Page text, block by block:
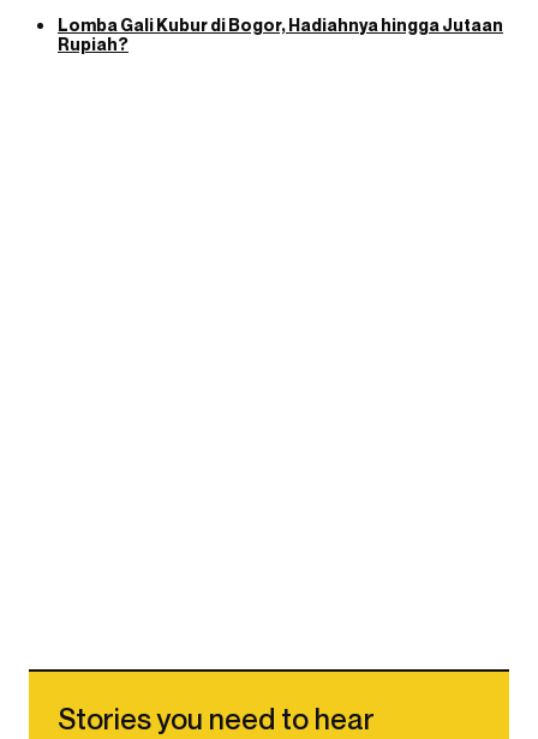
Lomba Gali Kubur di Bogor, Hadiahnya hingga Jutaan
Rupiah?
Stories you need to hear